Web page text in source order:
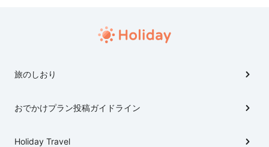
旅のしおり
おでかけプラン投稿ガイドライン
Holiday Travel